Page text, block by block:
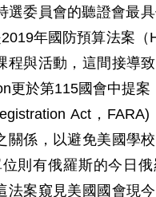
委員會的聽證會最
年國防預算法案（
與活動，這間接導
更於第115國會中提
Act，
關係，以避免美國學
則有俄羅斯的今日
案窺見美國國會現